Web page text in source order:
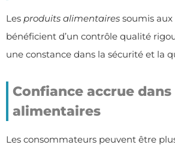
Les produits alimentaires soumis
bénéficient d’un contrôle qualité
une constance dans la sécurité et la
Confiance accrue
alimentaires
Les consommateurs peuvent être